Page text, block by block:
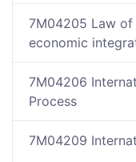
7M04205 Law
economic
7M04206
Process
7M04209